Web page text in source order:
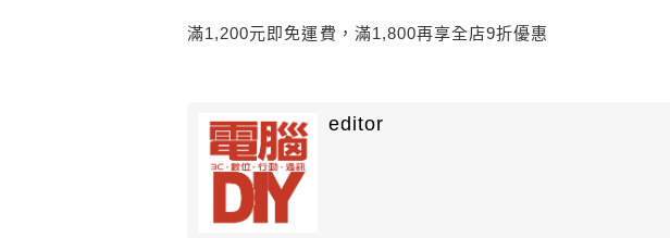
滿1,200元即免運費，滿1,800再享全店9折優惠
editor